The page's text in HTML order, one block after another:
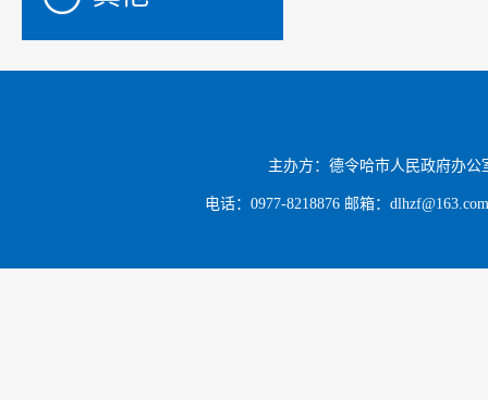
主办方：德令哈市人民政府办
电话：0977-8218876 邮箱：